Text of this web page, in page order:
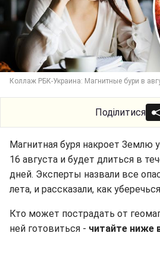
Коллаж РБК-Украина: Магнитные бури в
Поділитися
Магнитная буря накроет Землю
16 августа и будет длиться в
дней. Эксперты назвали все
лета, и рассказали, как
Кто может пострадать от
ней готовиться - читайте ниже